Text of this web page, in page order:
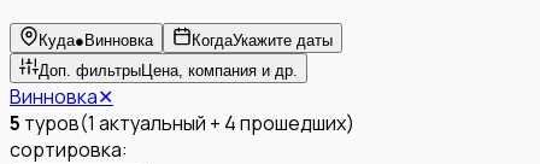
Куда● Винновка КогдаУкажите даты
Доп. фильтры Цена, компания и др.
Винновка✕
5 туров(1 актуальный + 4прошедших)
сортировка: